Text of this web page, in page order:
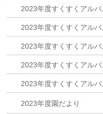
2023年度すくすくアルバ
2023年度すくすくアルバ
2023年度すくすくアルバ
2023年度すくすくアルバ
2023年度すくすくアルバ
2023年度園だより